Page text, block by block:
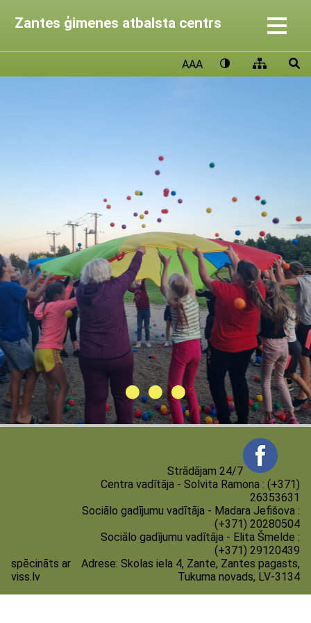
Zantes ģimenes atbalsta centrs
AAA
spēcināts ar
viss.lv
Strādājam 24/7
Centra vadītāja - Solvita Ramona : (+371)
26353631
Sociālo gadījumu vadītāja - Madara Jefišova :
(+371) 20280504
Sociālo gadījumu vadītāja - Elita Šmelde :
(+371) 29120439
Adrese: Skolas iela 4, Zante, Zantes pagasts,
Tukuma novads, LV-3134